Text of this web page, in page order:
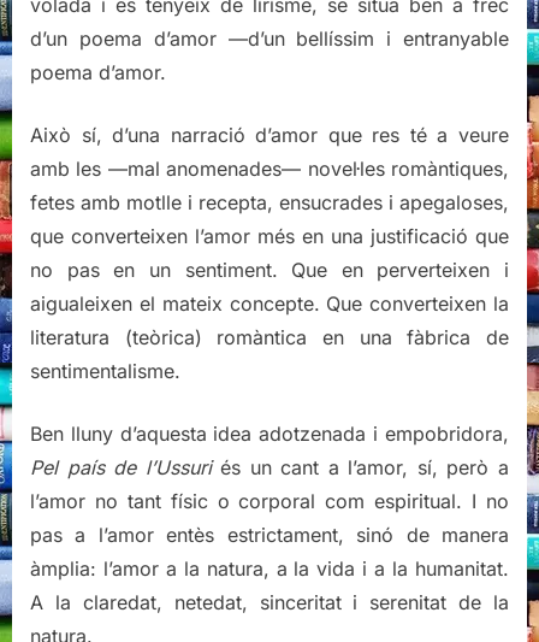
d’un poema d’amor —d’un bellíssim i entranyable
poema d’amor.
Això sí, d’una narració d’amor que res té a veure
amb les —mal anomenades— novel·les romàntiques,
fetes amb motlle i recepta, ensucrades i apegaloses,
que converteixen l’amor més en una justificació que
no pas en un sentiment. Que en perverteixen i
aigualeixen el mateix concepte. Que converteixen la
literatura (teòrica) romàntica en una fàbrica de
sentimentalisme.
Ben lluny d’aquesta idea adotzenada i empobridora,
Pel país de l’Ussuriés un cant a l’amor, sí, però a
l’amor no tant físic o corporal com espiritual. I no
pas a l’amor entès estrictament, sinó de manera
àmplia: l’amor a la natura, a la vida i a la humanitat.
A la claredat, netedat, sinceritat i serenitat de la
natura.